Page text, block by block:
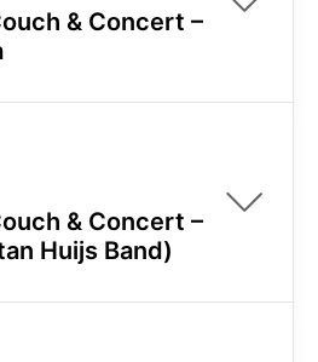
& Concert –
& Concert –
Huijs Band)